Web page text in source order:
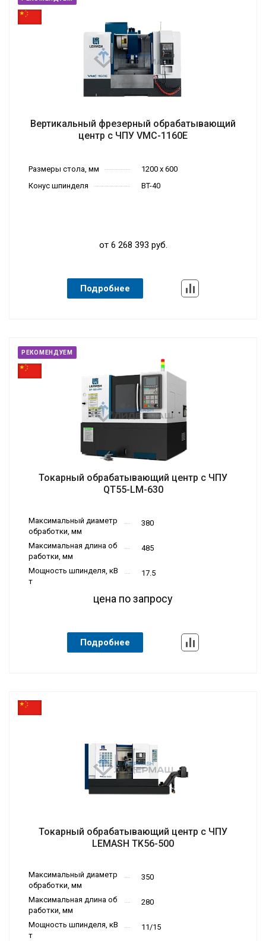
ающие цент
Вертикальный фрезерный обрабатывающий
центр с ЧПУ VMC-1160E
Размеры стола, мм
1200 x 600
Конус шпинделя
BT-40
от 6 268 393 руб.
Подробнее
РЕКОМЕНДУЕМ
Тип станка
ающие цент
Токарный обрабатывающий центр с ЧПУ
QT55-LM-630
Максимальный диаметр
обработки, мм
380
Максимальная длина об
работки, мм
485
Мощность шпинделя, кВ
т
17.5
цена по запросу
Подробнее
Тип станка
ающие цент
Токарный обрабатывающий центр c ЧПУ
LEMASH TK56-500
Максимальный диаметр
обработки, мм
350
Максимальная длина об
работки, мм
280
Мощность шпинделя, кВ
т
11/15